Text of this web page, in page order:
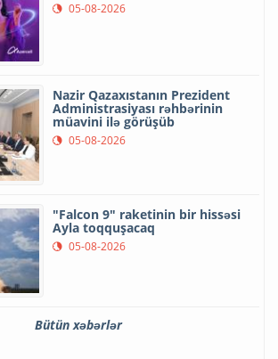
05-08-2026
Nazir Qazaxıstanın Prezident
Administrasiyası rəhbərinin
müavini ilə görüşüb
05-08-2026
"Falcon 9" raketinin bir hissəsi
Ayla toqquşacaq
05-08-2026
Bütün xəbərlər